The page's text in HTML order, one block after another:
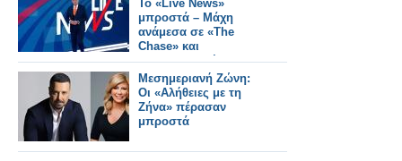
Το «Live News»
μπροστά – Μάχη
ανάμεσα σε «The
Chase» και
«Οικογενειακές
Ιστορίες»
Μεσημεριανή Ζώνη:
Οι «Αλήθειες με τη
Ζήνα» πέρασαν
μπροστά